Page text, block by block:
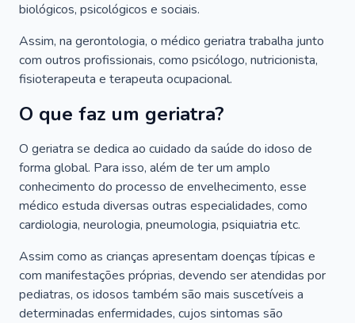
biológicos, psicológicos e sociais.
Assim, na gerontologia, o médico geriatra trabalha junto
com outros profissionais, como psicólogo, nutricionista,
fisioterapeuta e terapeuta ocupacional.
O que faz um geriatra?
O geriatra se dedica ao cuidado da saúde do idoso de
forma global. Para isso, além de ter um amplo
conhecimento do processo de envelhecimento, esse
médico estuda diversas outras especialidades, como
cardiologia, neurologia, pneumologia, psiquiatria etc.
Assim como as crianças apresentam doenças típicas e
com manifestações próprias, devendo ser atendidas por
pediatras, os idosos também são mais suscetíveis a
determinadas enfermidades, cujos sintomas são